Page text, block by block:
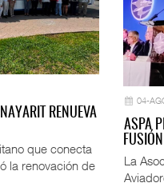
RENUEVA
que conecta
la renovación de
04-
ASPA
La